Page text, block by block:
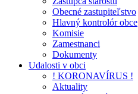
Obecné zastupiteľstvo
Hlavný kontrolór obce
Komisie
Zamestnanci
Dokumenty
Udalosti v obci
! KORONAVÍRUS !
Aktuality